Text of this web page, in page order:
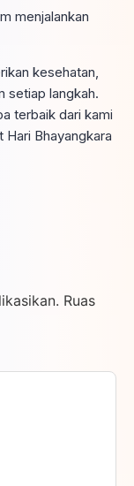
menjalankan
kesehatan,
setiap langkah.
terbaik dari kami
Hari Bhayangkara
Ruas